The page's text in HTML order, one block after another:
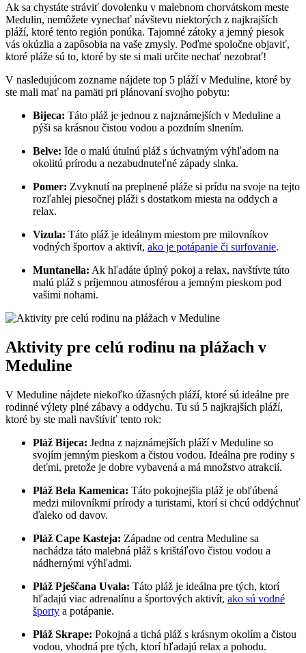
Ak sa chystáte stráviť dovolenku v malebnom chorvátskom meste
Medulin, nemôžete vynechať návštevu niektorých z najkrajších
pláží, ktoré tento región ponúka. Tajomné zátoky a jemný piesok
vás okúzlia a zapôsobia na vaše zmysly. Poďme spoločne objaviť,
ktoré pláže sú to, ktoré by ste si mali určite nechať nezobrať!
V nasledujúcom zozname nájdete top 5 pláží v Meduline, ktoré by
ste mali mať na pamäti pri plánovaní svojho pobytu:
Bijeca: Táto pláž je jednou z najznámejších v Meduline a
pýši sa krásnou čistou vodou a pozdním slnením.
Belve: Ide o malú útulnú pláž s úchvatným výhľadom na
okolitú prírodu a nezabudnuteľné západy slnka.
Pomer: Zvyknutí na preplnené pláže si prídu na svoje na tejto
rozľahlej piesočnej pláži s dostatkom miesta na oddych a
relax.
Vizula: Táto pláž je ideálnym miestom pre milovníkov
vodných športov a aktivít, ako je potápanie či surfovanie.
Muntanella: Ak hľadáte úplný pokoj a relax, navštívte túto
malú pláž s príjemnou atmosférou a jemným pieskom pod
vašimi nohami.
Aktivity pre celú rodinu na plážach v
Meduline
V Meduline nájdete niekoľko úžasných pláží, ktoré sú ideálne pre
rodinné výlety plné zábavy a oddychu. Tu sú 5 najkrajších pláží,
ktoré by ste mali navštíviť tento rok:
Pláž Bijeca: Jedna z najznámejších pláží v Meduline so
svojím jemným pieskom a čistou vodou. Ideálna pre rodiny s
deťmi, pretože je dobre vybavená a má množstvo atrakcií.
Pláž Bela Kamenica: Táto pokojnejšia pláž je obľúbená
medzi milovníkmi prírody a turistami, ktorí si chcú oddýchnuť
ďaleko od davov.
Pláž Cape Kasteja: Západne od centra Meduline sa
nachádza táto malebná pláž s krištáľovo čistou vodou a
nádhernými výhľadmi.
Pláž Pješčana Uvala: Táto pláž je ideálna pre tých, ktorí
hľadajú viac adrenalínu a športových aktivít, ako sú vodné
športy a potápanie.
Pláž Skrape: Pokojná a tichá pláž s krásnym okolím a čistou
vodou, vhodná pre tých, ktorí hľadajú relax a pohodu.